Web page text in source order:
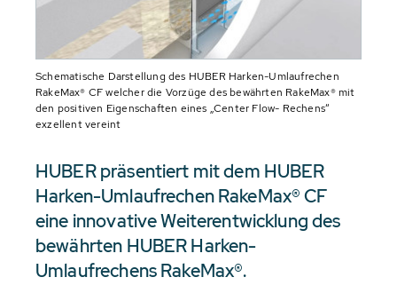
Schematische Darstellung des HUBER Harken-Umlaufrechen
RakeMax® CF welcher die Vorzüge des bewährten RakeMax® mit
den positiven Eigenschaften eines „Center Flow- Rechens“
exzellent vereint
HUBER präsentiert mit dem HUBER
Harken-Umlaufrechen RakeMax® CF
eine innovative Weiterentwicklung des
bewährten HUBER Harken-
Umlaufrechens RakeMax®.